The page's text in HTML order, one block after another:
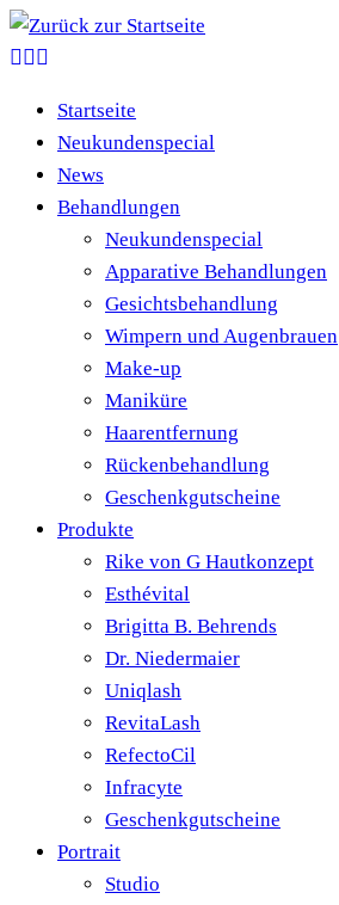
Zum
Inhalt
Startseite
Neukundenspecial
News
Behandlungen
Neukundenspecial
Apparative Behandlungen
Gesichtsbehandlung
Wimpern und Augenbrauen
Make-up
Maniküre
Haarentfernung
Rückenbehandlung
Geschenkgutscheine
Produkte
Rike von G Hautkonzept
Esthévital
Brigitta B. Behrends
Dr. Niedermaier
Uniqlash
RevitaLash
RefectoCil
Infracyte
Geschenkgutscheine
Portrait
Studio